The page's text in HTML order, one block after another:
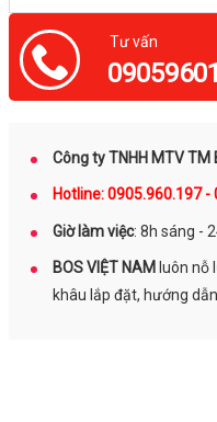
Tư vấn
Công ty TNHH MTV TM
Hotline: 0905.960.197 -
Giờ làm việc: 8h sáng -
BOS VIỆT NAM luôn nỗ
khâu lắp đặt, hướng